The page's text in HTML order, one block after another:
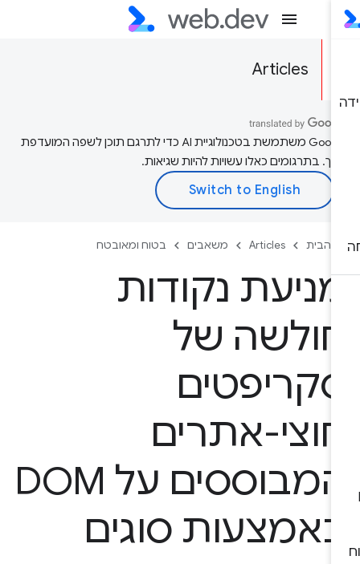
Articles
‫Google משתמשת בטכנולוגיית AI כדי לתרגם תוכן לשפה המועדפת
בתרגומים כאלו עשויות להיות שגיאות.
הבית Articles משאבים בטוח ומאובטח
נקודות
של
אתרים
המבוססים על DOM
סוגים